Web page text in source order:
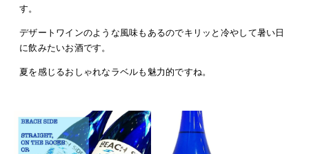
す。
デザートワインのような風味もあるのでキリッと冷やして暑い日
に飲みたいお酒です。
夏を感じるおしゃれなラベルも魅力的ですね。